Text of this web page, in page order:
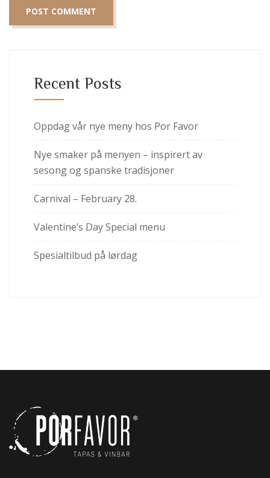
Recent Posts
Oppdag vår nye meny hos Por Favor
Nye smaker på menyen – inspirert av
sesong og spanske tradisjoner
Carnival – February 28.
Valentine’s Day Special menu
Spesialtilbud på lørdag